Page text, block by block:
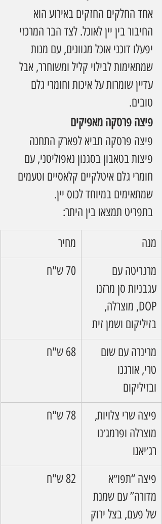
אחד החלקים החזקים באירוע הוא
החיבור בין יין לאוכל. לצד הבר המרכזי
יפעלו דוכני אוכל מגוונים, עם מנות
שמתאימות לבילוי קליל ומשוחרר, אבל
עדיין שומרות על איכות וחומרי גלם
טובים.
פיצה פרסקה מאפיקים
פיצה פרסקה תביא לפארק התחנה
פיצות בטאבון בסגנון נאפוליטני, עם
חומרי גלם איטלקיים קלאסיים וטעמים
שמתאימים במיוחד לכוס יין.
בתפריט תמצאו בין היתר:
מנה
מחיר
מרגריטה עם
עגבניות סן מרזנו
DOP, מוצרלה,
בזיליקום ושמן זית
70 ש"ח
מרינרה עם שום
טרי, אורגנו
ובזיליקום
68 ש"ח
פיצה שרי צלויות,
מוצרלה ופרמג׳נו
רג׳יאנו
78 ש"ח
פיצה “תפו״א
מדורה” עם שמנת
של פעם, בצל ירוק
82 ש"ח